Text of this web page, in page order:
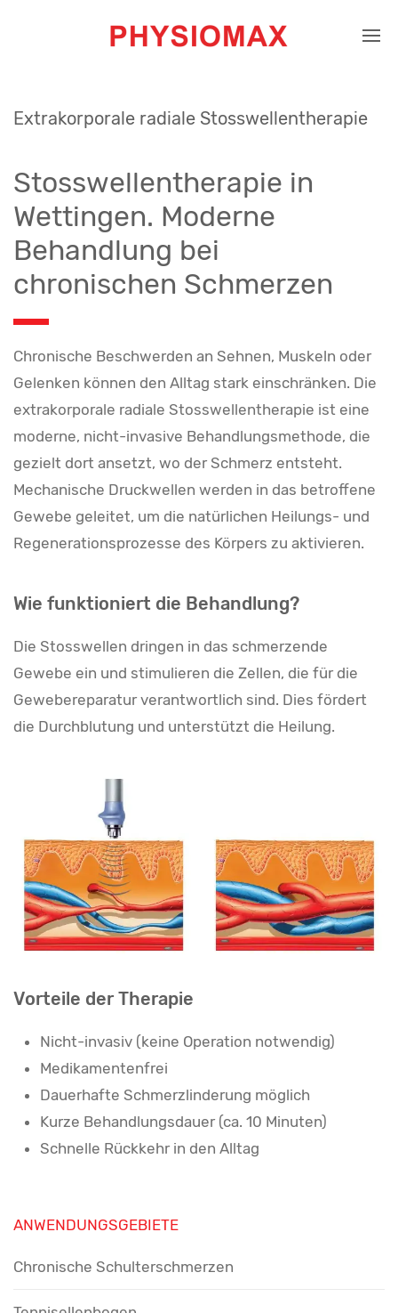
Extrakorporale radiale Stosswellentherapie
Stosswellentherapie in
Wettingen. Moderne
Behandlung bei
chronischen Schmerzen
Chronische Beschwerden an Sehnen, Muskeln oder
Gelenken können den Alltag stark einschränken. Die
extrakorporale radiale Stosswellentherapie ist eine
moderne, nicht-invasive Behandlungsmethode, die
gezielt dort ansetzt, wo der Schmerz entsteht.
Mechanische Druckwellen werden in das betroffene
Gewebe geleitet, um die natürlichen Heilungs- und
Regenerationsprozesse des Körpers zu aktivieren.
Wie funktioniert die Behandlung?
Die Stosswellen dringen in das schmerzende
Gewebe ein und stimulieren die Zellen, die für die
Gewebereparatur verantwortlich sind. Dies fördert
die Durchblutung und unterstützt die Heilung.
Vorteile der Therapie
Nicht-invasiv (keine Operation notwendig)
Medikamentenfrei
Dauerhafte Schmerzlinderung möglich
Kurze Behandlungsdauer (ca. 10 Minuten)
Schnelle Rückkehr in den Alltag
ANWENDUNGSGEBIETE
Chronische Schulterschmerzen